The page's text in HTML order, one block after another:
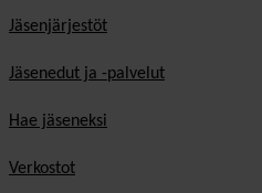
Jäsenjärjestöt
Jäsenedut ja -palvelut
Hae jäseneksi
Verkostot